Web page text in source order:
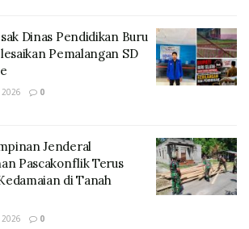
Dinas Pendidikan Buru
Pemalangan SD
2026 0
Jenderal
Pascakonflik Terus
di Tanah
2026 0